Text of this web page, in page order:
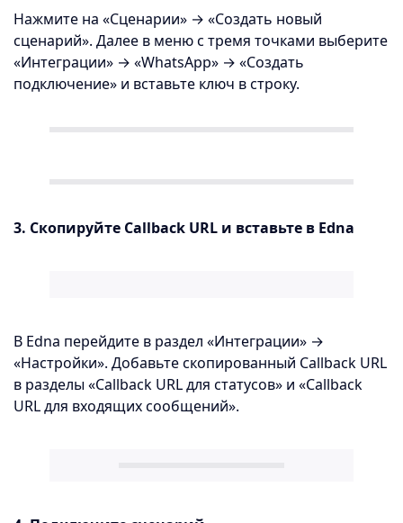
Нажмите на «Сценарии» → «Создать новый
сценарий». Далее в меню с тремя точками выберите
«Интеграции» → «WhatsApp» → «Создать
подключение» и вставьте ключ в строку.
3. Скопируйте Callback URL и вставьте в Edna
В Edna перейдите в раздел «Интеграции» →
«Настройки». Добавьте скопированный Callback URL
в разделы «Callback URL для статусов» и «Callback
URL для входящих сообщений».